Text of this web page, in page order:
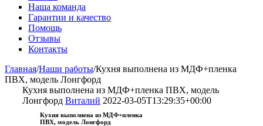
Наша команда
Гарантии и качество
Помощь
Отзывы
Контакты
Главная/Наши работы/Кухня выполнена из МДФ+пленка
ПВХ, модель Лонгфорд
Кухня выполнена из МДФ+пленка ПВХ, модель
Лонгфорд Виталий 2022-03-05T13:29:35+00:00
Кухня выполнена из МДФ+пленка
ПВХ, модель Лонгфорд